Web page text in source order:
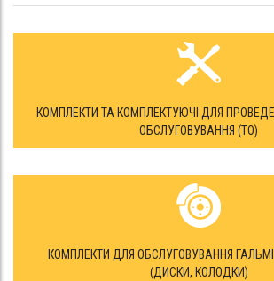
КОМПЛЕКТИ ТА КОМПЛЕКТУЮЧІ ДЛЯ
ОБСЛУГОВУВАННЯ (ТО)
КОМПЛЕКТИ ДЛЯ ОБСЛУГОВУВАННЯ
(ДИСКИ, КОЛОДКИ)